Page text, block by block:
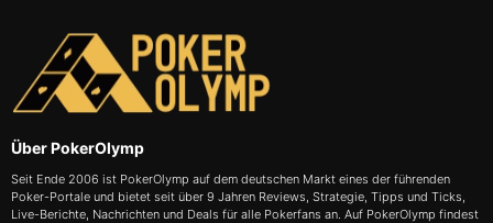
Über PokerOlymp
Seit Ende 2006 ist PokerOlymp auf dem deutschen Markt eines der führenden
Poker-Portale und bietet seit über 9 Jahren Reviews, Strategie, Tipps und Ticks,
Live-Berichte, Nachrichten und Deals für alle Pokerfans an. Auf PokerOlymp findest